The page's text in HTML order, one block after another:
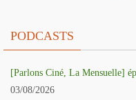
PODCASTS
[Parlons Ciné, La Mensuelle]
03/08/2026